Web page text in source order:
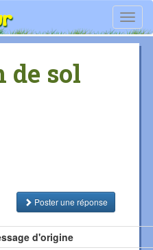
de sol
Poster une réponse
d'origine